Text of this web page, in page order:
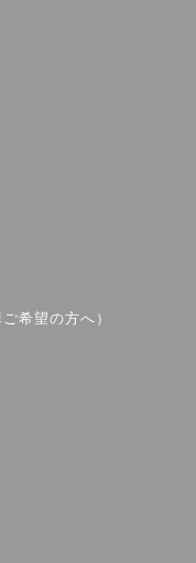
希望の方へ）